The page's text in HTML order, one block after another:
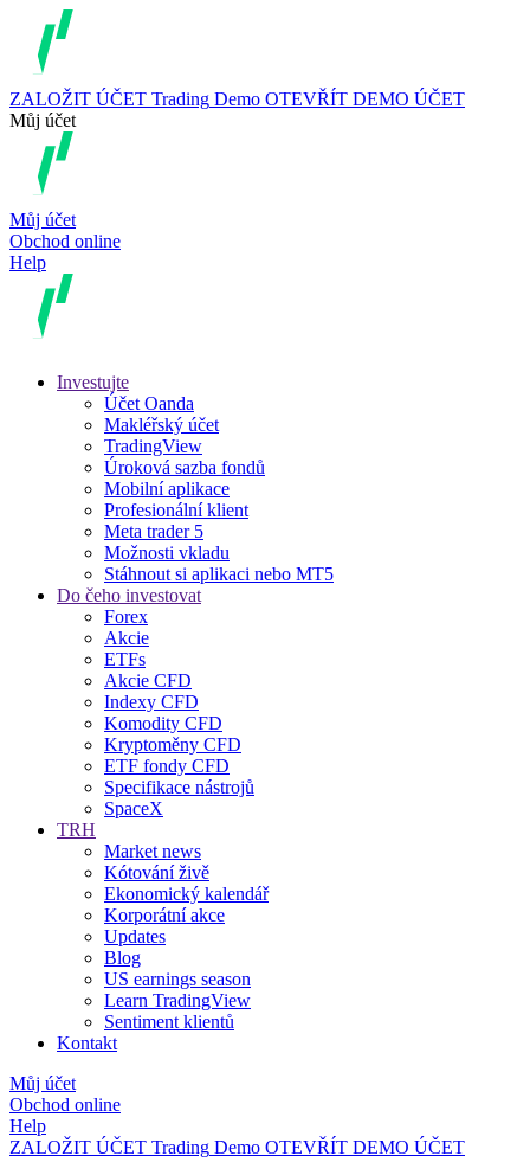
ZALOŽIT ÚČET Trading Demo OTEVŘÍT DEMO ÚČET
Můj účet
Můj účet
Obchod online
Help
Investujte
Účet Oanda
Makléřský účet
TradingView
Úroková sazba fondů
Mobilní aplikace
Profesionální klient
Meta trader 5
Možnosti vkladu
Stáhnout si aplikaci nebo MT5
Do čeho investovat
Forex
Akcie
ETFs
Akcie CFD
Indexy CFD
Komodity CFD
Kryptoměny CFD
ETF fondy CFD
Specifikace nástrojů
SpaceX
TRH
Market news
Kótování živě
Ekonomický kalendář
Korporátní akce
Updates
Blog
US earnings season
Learn TradingView
Sentiment klientů
Kontakt
Můj účet
Obchod online
Help
ZALOŽIT ÚČET Trading Demo OTEVŘÍT DEMO ÚČET